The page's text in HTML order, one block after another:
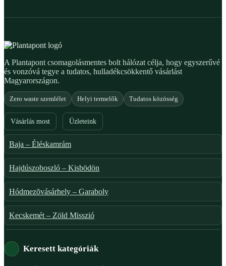
A Plantapont csomagolásmentes bolt hálózat célja, hogy egyszerűvé
és vonzóvá tegye a tudatos, hulladékcsökkentő vásárlást
Magyarországon.
Zero waste szemlélet Helyi termelők Tudatos közösség
Vásárlás most Üzleteink
Baja – Éléskamrám
Hajdúszoboszló – Kisbödön
Hódmezõvásárhely – Garaboly
Kecskemét – Zöld Misszió
Keresett kategóriák